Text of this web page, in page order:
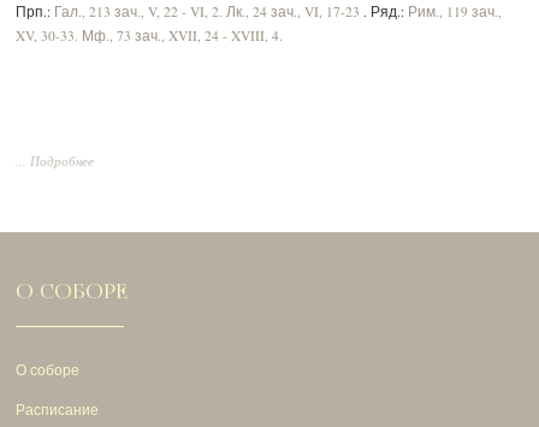
Прп.: Гал., 213 зач., V, 22 - VI, 2. Лк., 24 зач., VI, 17-23 . Ряд.: Рим., 119 зач.,
XV, 30-33. Мф., 73 зач., XVII, 24 - XVIII, 4.
... Подробнее
О СОБОРЕ
О соборе
Расписание